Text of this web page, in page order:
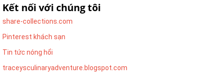
Kết nối với chúng tôi
share-collections.com
Pinterest khách sạn
Tin tức nóng hổi
traceysculinaryadventure.blogspot.com